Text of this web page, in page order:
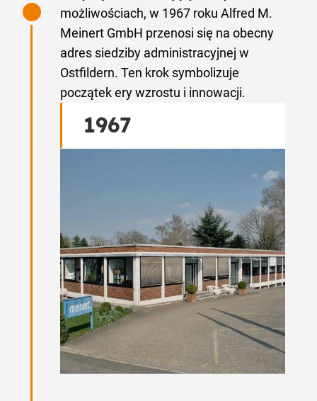
możliwościach, w 1967 roku Alfred M.
Meinert GmbH przenosi się na obecny
adres siedziby administracyjnej w
Ostfildern. Ten krok symbolizuje
początek ery wzrostu i innowacji.
1967